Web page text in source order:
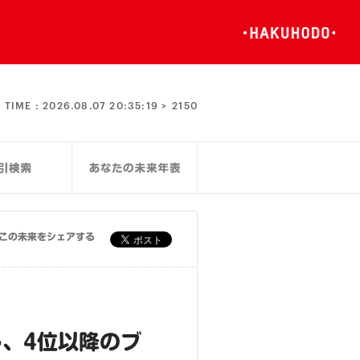
TIME :2026.08.07 20:35:19 > 2150
の未来をシェアする
4位以降のブ